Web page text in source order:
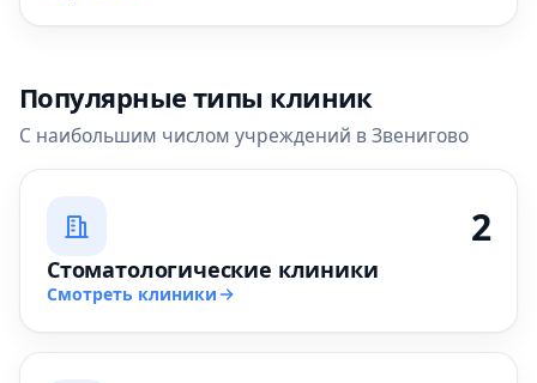
Популярные типы клиник
С наибольшим числом учреждений в Звенигово
2
Стоматологические клиники
Смотреть клиники